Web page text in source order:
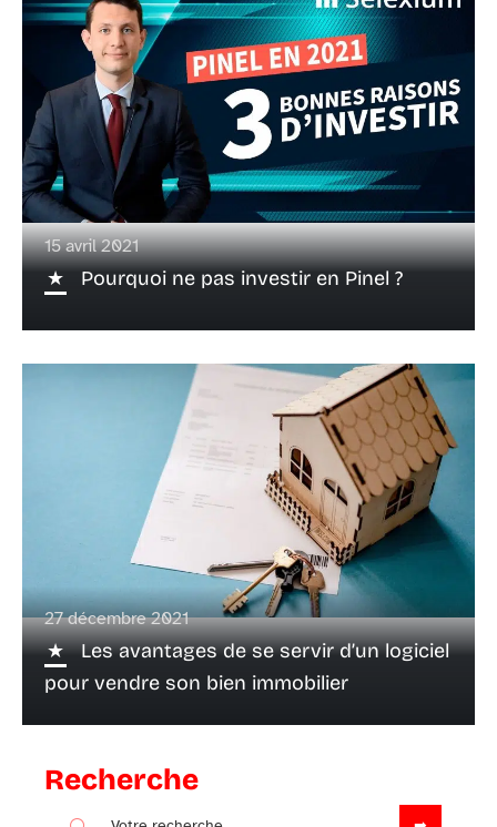
15 avril 2021
Pourquoi ne pas investir en Pinel ?
27 décembre 2021
Les avantages de se servir d’un logiciel
pour vendre son bien immobilier
Recherche